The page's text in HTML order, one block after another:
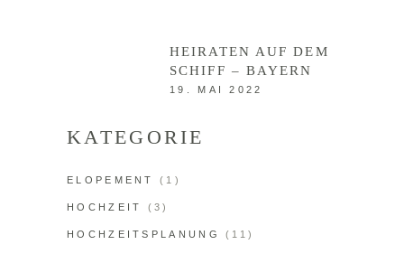
HEIRATEN AUF DEM
SCHIFF – BAYERN
19. MAI 2022
KATEGORIE
ELOPEMENT (1)
HOCHZEIT (3)
HOCHZEITSPLANUNG (11)